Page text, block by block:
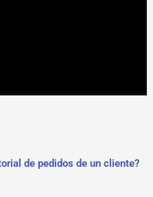
de pedidos de un cliente?